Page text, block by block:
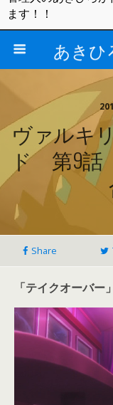
あきひ
ヴァルキ
ド 第9話
Share
「テイクオーバー」
ます！！